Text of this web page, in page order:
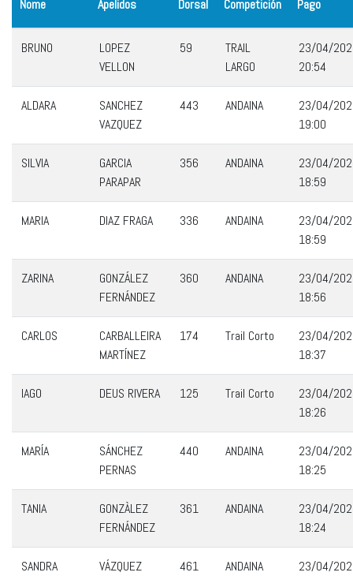
Nome Apelidos Dorsal Competición Pago
BRUNO
LOPEZ
VELLON
59
TRAIL
LARGO
23/04/
20:54
ALDARA
SANCHEZ
VAZQUEZ
443 ANDAINA
23/04/
19:00
SILVIA
GARCIA
PARAPAR
356 ANDAINA
23/04/
18:59
MARIA DIAZ FRAGA 336 ANDAINA
23/04/
18:59
ZARINA
GONZÁLEZ
FERNÁNDEZ
360 ANDAINA
23/04/
18:56
CARLOS
CARBALLEIRA
MARTÍNEZ
174 Trail Corto
23/04/
18:37
IAGO DEUS RIVERA 125 Trail Corto
23/04/
18:26
MARÍA
SÁNCHEZ
PERNAS
440 ANDAINA
23/04/
18:25
TANIA
GONZÀLEZ
FERNÁNDEZ
361 ANDAINA
23/04/
18:24
SANDRA
VÁZQUEZ
461 ANDAINA
23/04/